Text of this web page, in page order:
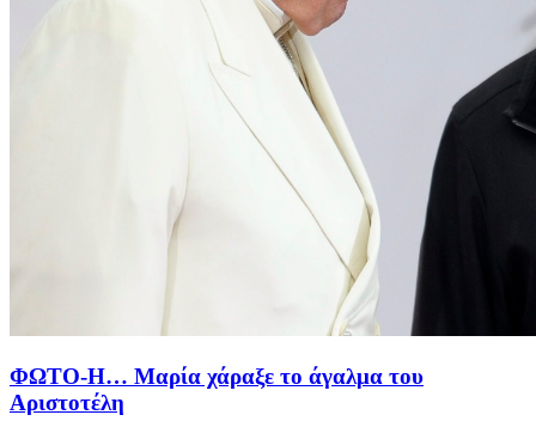
ΦΩΤΟ-Η… Μαρία χάραξε το άγαλμα του
Αριστοτέλη